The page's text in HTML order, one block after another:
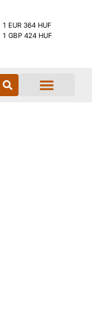
1 EUR 364 HUF
1 GBP 424 HUF